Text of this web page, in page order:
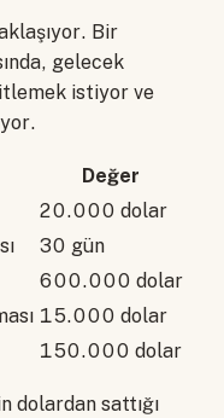
Bir
gelecek
istiyor ve
Değer
20.000 dolar
30 gün
600.000 dolar
15.000 dolar
150.000 dolar
dolardan sattığı